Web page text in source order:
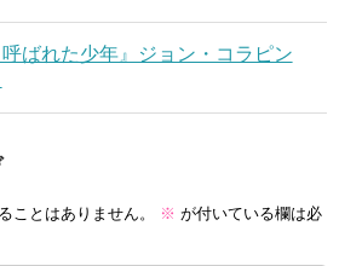
呼ばれた少年』ジョン・コラピン
ことはありません。 ※ が付いている欄は必